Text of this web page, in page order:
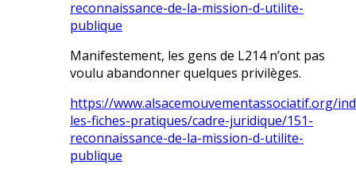
reconnaissance-de-la-mission-d-utilite-
publique
Manifestement, les gens de L214 n’ont pas
voulu abandonner quelques privilèges.
https://www.alsacemouvementassociatif.org/
les-fiches-pratiques/cadre-juridique/151-
reconnaissance-de-la-mission-d-utilite-
publique